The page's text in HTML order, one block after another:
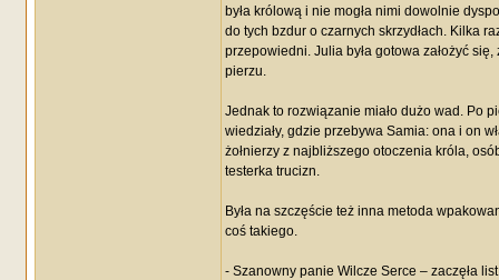
była królową i nie mogła nimi dowolnie
do tych bzdur o czarnych skrzydłach. Kilka
przepowiedni. Julia była gotowa założyć
pierzu.
Jednak to rozwiązanie miało dużo wad. Po
wiedziały, gdzie przebywa Samia: ona i on
żołnierzy z najbliższego otoczenia króla,
testerka trucizn.
Była na szczęście też inna metoda
coś takiego.
- Szanowny panie Wilcze Serce – zaczęła